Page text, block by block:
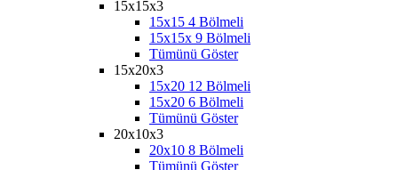
15x15x3
15x15 4 Bölmeli
15x15x 9 Bölmeli
Tümünü Göster
15x20x3
15x20 12 Bölmeli
15x20 6 Bölmeli
Tümünü Göster
20x10x3
20x10 8 Bölmeli
Tümünü Göster